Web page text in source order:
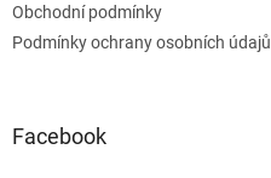
Obchodní podmínky
Podmínky ochrany osobních údajů
Facebook